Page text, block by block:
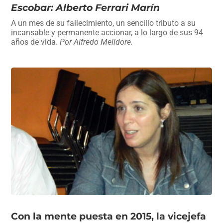
Escobar: Alberto Ferrari Marín
A un mes de su fallecimiento, un sencillo tributo a su
incansable y permanente accionar, a lo largo de sus 94
años de vida.Por Alfredo Melidore.
Con la mente puesta en 2015, la vicejefa